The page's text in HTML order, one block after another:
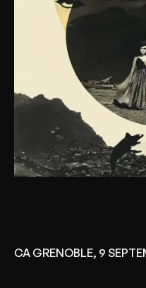
CA GRENOBLE, 9